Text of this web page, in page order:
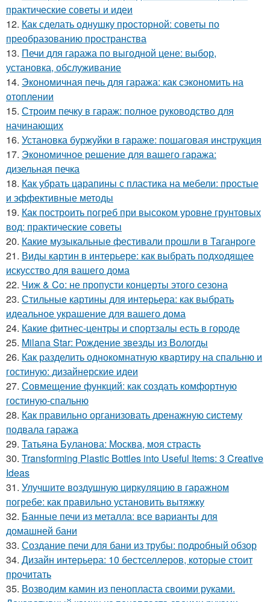
практические советы и идеи
12. Как сделать однушку просторной: советы по
преобразованию пространства
13. Печи для гаража по выгодной цене: выбор,
установка, обслуживание
14. Экономичная печь для гаража: как сэкономить на
отоплении
15. Строим печку в гараж: полное руководство для
начинающих
16. Установка буржуйки в гараже: пошаговая инструкция
17. Экономичное решение для вашего гаража:
дизельная печка
18. Как убрать царапины с пластика на мебели: простые
и эффективные методы
19. Как построить погреб при высоком уровне грунтовых
вод: практические советы
20. Какие музыкальные фестивали прошли в Таганроге
21. Виды картин в интерьере: как выбрать подходящее
искусство для вашего дома
22. Чиж & Co: не пропусти концерты этого сезона
23. Стильные картины для интерьера: как выбрать
идеальное украшение для вашего дома
24. Какие фитнес-центры и спортзалы есть в городе
25. Milana Star: Рождение звезды из Вологды
26. Как разделить однокомнатную квартиру на спальню и
гостиную: дизайнерские идеи
27. Совмещение функций: как создать комфортную
гостиную-спальню
28. Как правильно организовать дренажную систему
подвала гаража
29. Татьяна Буланова: Москва, моя страсть
30. Transforming Plastic Bottles into Useful Items: 3 Creative
Ideas
31. Улучшите воздушную циркуляцию в гаражном
погребе: как правильно установить вытяжку
32. Банные печи из металла: все варианты для
домашней бани
33. Создание печи для бани из трубы: подробный обзор
34. Дизайн интерьера: 10 бестселлеров, которые стоит
прочитать
35. Возводим камин из пенопласта своими руками.